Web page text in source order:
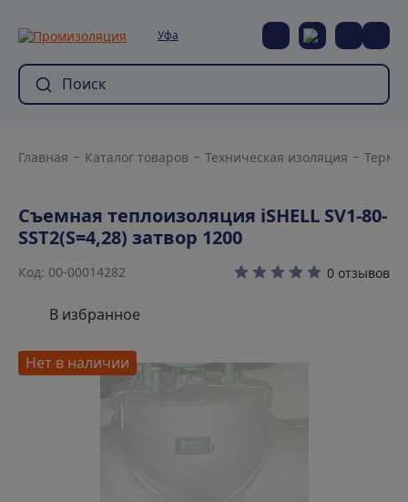
Уфа
Главная Каталог товаров Техническая изоляция
Съемная теплоизоляция iSHELL SV1-80-
SST2(S=4,28) затвор 1200
Код: 00-00014282 0 отзывов
В избранное
Нет в наличии